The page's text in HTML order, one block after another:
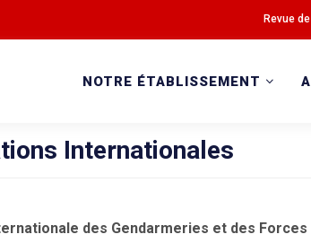
Revue
NOTRE ÉTABLISSEMENT
Internationales
des Gendarmeries et des